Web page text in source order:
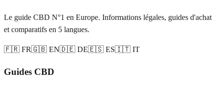
Le guide CBD N°1 en Europe. Informations légales, guides d'achat
et comparatifs en 5 langues.
🇫🇷 FR🇬🇧 EN🇩🇪 DE🇪🇸 ES🇮🇹 IT
Guides CBD